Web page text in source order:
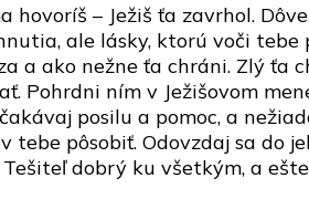
hovoríš – Ježiš ťa zavrhol.
ale lásky, ktorú voči
a ako nežne ťa chráni. Zlý ťa
Pohrdni ním v Ježišovom
posilu a pomoc, a
tebe pôsobiť. Odovzdaj sa do
dobrý ku všetkým, a